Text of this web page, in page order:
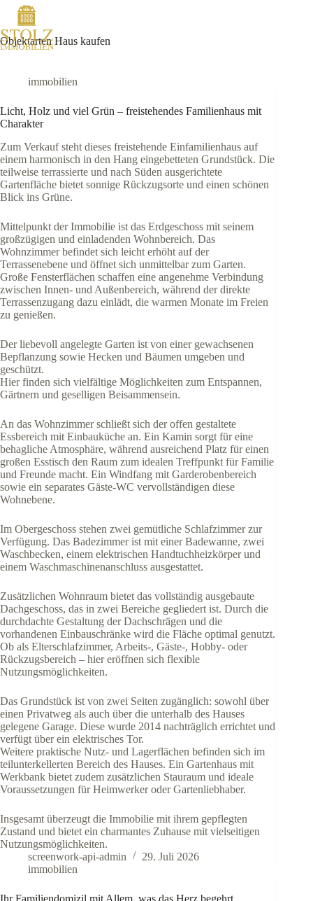
Zum
Inhalt
springen
ObjektartenHaus kaufen
immobilien
Licht, Holz und viel Grün – freistehendes Familienhaus mit
Charakter
Zum Verkauf steht dieses freistehende Einfamilienhaus auf
einem harmonisch in den Hang eingebetteten Grundstück. Die
teilweise terrassierte und nach Süden ausgerichtete
Gartenfläche bietet sonnige Rückzugsorte und einen schönen
Blick ins Grüne.
Mittelpunkt der Immobilie ist das Erdgeschoss mit seinem
großzügigen und einladenden Wohnbereich. Das
Wohnzimmer befindet sich leicht erhöht auf der
Terrassenebene und öffnet sich unmittelbar zum Garten.
Große Fensterflächen schaffen eine angenehme Verbindung
zwischen Innen- und Außenbereich, während der direkte
Terrassenzugang dazu einlädt, die warmen Monate im Freien
zu genießen.
Der liebevoll angelegte Garten ist von einer gewachsenen
Bepflanzung sowie Hecken und Bäumen umgeben und
geschützt.
Hier finden sich vielfältige Möglichkeiten zum Entspannen,
Gärtnern und geselligen Beisammensein.
An das Wohnzimmer schließt sich der offen gestaltete
Essbereich mit Einbauküche an. Ein Kamin sorgt für eine
behagliche Atmosphäre, während ausreichend Platz für einen
großen Esstisch den Raum zum idealen Treffpunkt für Familie
und Freunde macht. Ein Windfang mit Garderobenbereich
sowie ein separates Gäste-WC vervollständigen diese
Wohnebene.
Im Obergeschoss stehen zwei gemütliche Schlafzimmer zur
Verfügung. Das Badezimmer ist mit einer Badewanne, zwei
Waschbecken, einem elektrischen Handtuchheizkörper und
einem Waschmaschinenanschluss ausgestattet.
Zusätzlichen Wohnraum bietet das vollständig ausgebaute
Dachgeschoss, das in zwei Bereiche gegliedert ist. Durch die
durchdachte Gestaltung der Dachschrägen und die
vorhandenen Einbauschränke wird die Fläche optimal genutzt.
Ob als Elterschlafzimmer, Arbeits-, Gäste-, Hobby- oder
Rückzugsbereich – hier eröffnen sich flexible
Nutzungsmöglichkeiten.
Das Grundstück ist von zwei Seiten zugänglich: sowohl über
einen Privatweg als auch über die unterhalb des Hauses
gelegene Garage. Diese wurde 2014 nachträglich errichtet und
verfügt über ein elektrisches Tor.
Weitere praktische Nutz- und Lagerflächen befinden sich im
teilunterkellerten Bereich des Hauses. Ein Gartenhaus mit
Werkbank bietet zudem zusätzlichen Stauraum und ideale
Voraussetzungen für Heimwerker oder Gartenliebhaber.
Insgesamt überzeugt die Immobilie mit ihrem gepflegten
Zustand und bietet ein charmantes Zuhause mit vielseitigen
Nutzungsmöglichkeiten.
screenwork-api-admin
29. Juli 2026
immobilien
Ihr Familiendomizil mit Allem, was das Herz begehrt